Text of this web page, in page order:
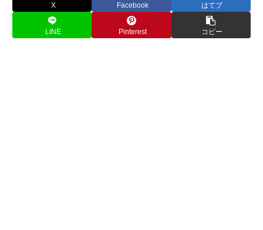
X Facebook はてブ
LINE Pinterest コピー